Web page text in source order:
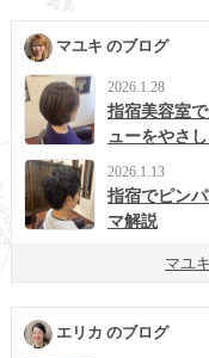
マユキ のブログ
2026.1.28
指宿美容室
ューをやさ
2026.1.13
指宿でピン
マ解説
マユ
エリカ のブログ